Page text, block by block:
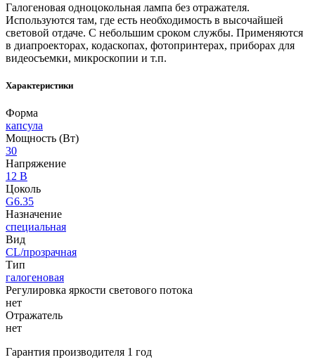
Галогеновая одноцокольная лампа без отражателя.
Используются там, где есть необходимость в высочайшей
световой отдаче. С небольшим сроком службы. Применяются
в диапроекторах, кодаскопах, фотопринтерах, приборах для
видеосъемки, микроскопии и т.п.
Характеристики
Форма
капсула
Мощность (Вт)
30
Напряжение
12 В
Цоколь
G6.35
Назначение
специальная
Вид
CL/прозрачная
Тип
галогеновая
Регулировка яркости светового потока
нет
Отражатель
нет
Гарантия производителя 1 год